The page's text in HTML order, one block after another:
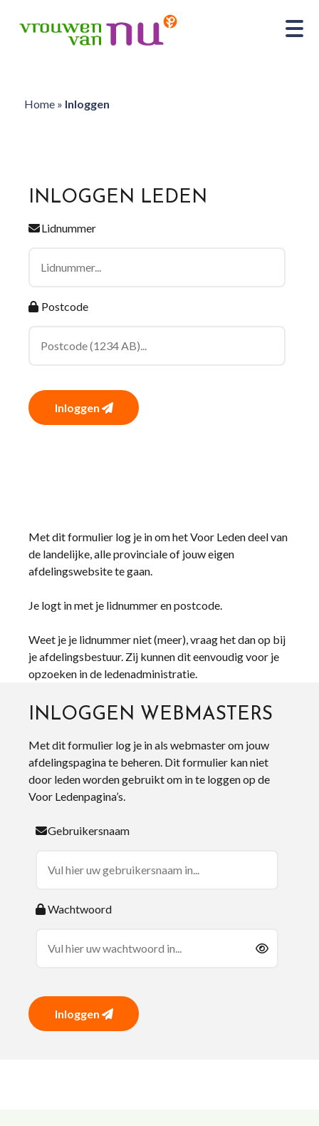
Home» Inloggen
INLOGGEN LEDEN
Lidnummer
Postcode
Inloggen
Met dit formulier log je in om het Voor Leden deel van
de landelijke, alle provinciale of jouw eigen
afdelingswebsite te gaan.
Je logt in met je lidnummer en postcode.
Weet je je lidnummer niet (meer), vraag het dan op bij
je afdelingsbestuur. Zij kunnen dit eenvoudig voor je
opzoeken in de ledenadministratie.
INLOGGEN WEBMASTERS
Met dit formulier log je in als webmaster om jouw
afdelingspagina te beheren. Dit formulier kan niet
door leden worden gebruikt om in te loggen op de
Voor Ledenpagina’s.
Gebruikersnaam
Wachtwoord
Inloggen